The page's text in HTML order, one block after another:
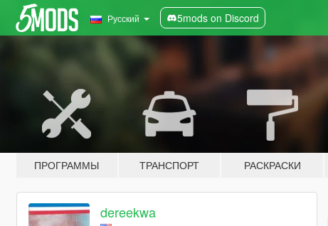
Русский 5mods on Discord
ПРОГРАММЫ ТРАНСПОРТ РАСКРАСКИ
dereekwa